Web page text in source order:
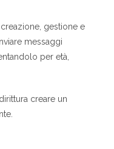
gestione e
messaggi
per età,
creare un